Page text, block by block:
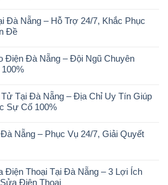
Đà Nẵng – Hỗ Trợ 24/7, Khắc Phục
Đề
Điện Đà Nẵng – Đội Ngũ Chuyên
Tại Đà Nẵng – Địa Chỉ Uy Tín Giúp
Sự Cố 100%
Nẵng – Phục Vụ 24/7, Giải Quyết
Điện Thoại Tại Đà Nẵng – 3 Lợi Ích
Điện Thoại